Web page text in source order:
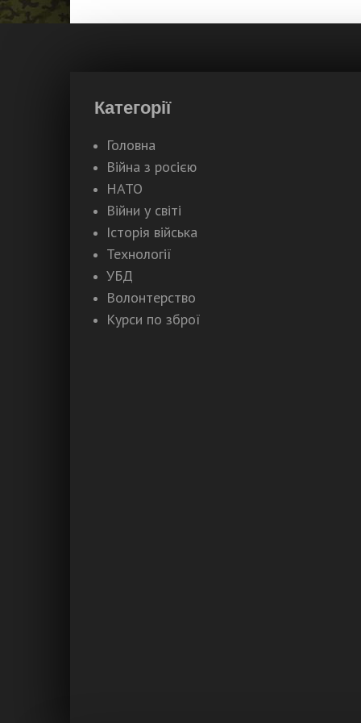
Категорії
Головна
Війна з росією
НАТО
Війни у світі
Історія війська
Технології
УБД
Волонтерство
Курси по зброї